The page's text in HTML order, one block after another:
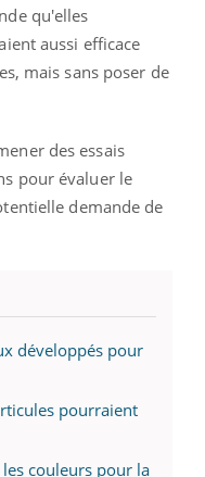
qu'elles
aussi efficace
mais sans poser de
des essais
pour évaluer le
demande de
développés pour
pourraient
couleurs pour la